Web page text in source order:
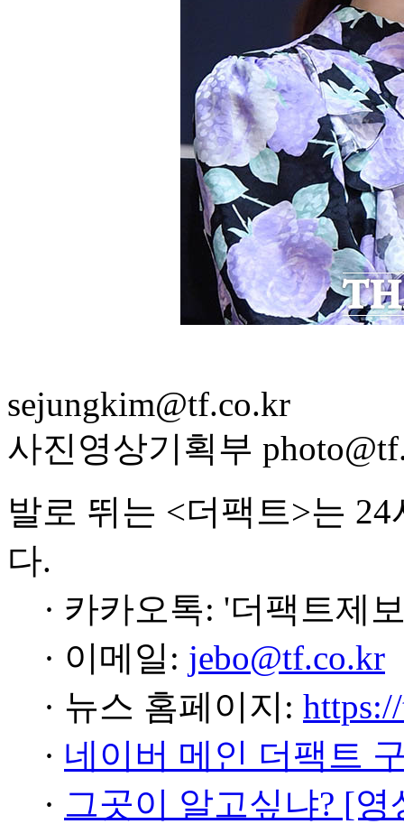
sejungkim@tf.co.kr
사진영상기획부
발로 뛰는 <더팩트>는
다.
· 카카오톡: '더팩트제
· 이메일: jebo@tf.co.kr
· 뉴스 홈페이지:
· 네이버 메인 더팩트
· 그곳이 알고싶냐? [